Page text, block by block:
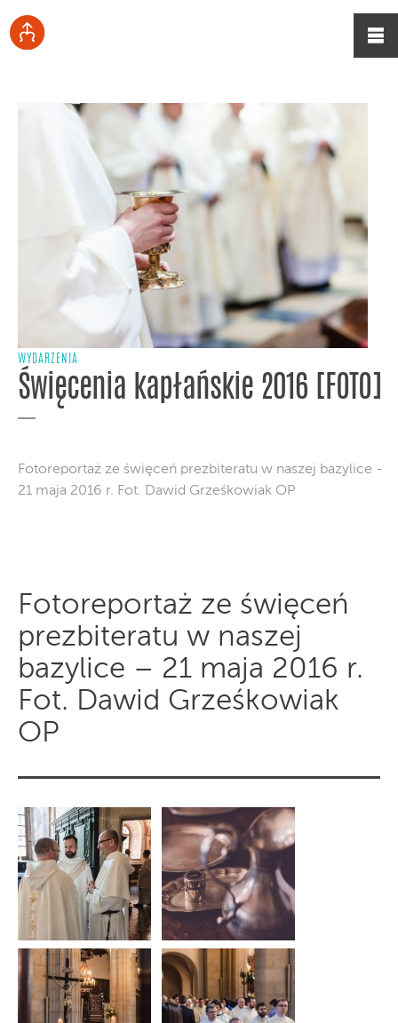
WYDARZENIA
Święcenia kapłańskie 2016 [FOTO]
Fotoreportaż ze święceń prezbiteratu w naszej bazylice -
21 maja 2016 r. Fot. Dawid Grześkowiak OP
Fotoreportaż ze święceń
prezbiteratu w naszej
bazylice – 21 maja 2016 r.
Fot. Dawid Grześkowiak
OP